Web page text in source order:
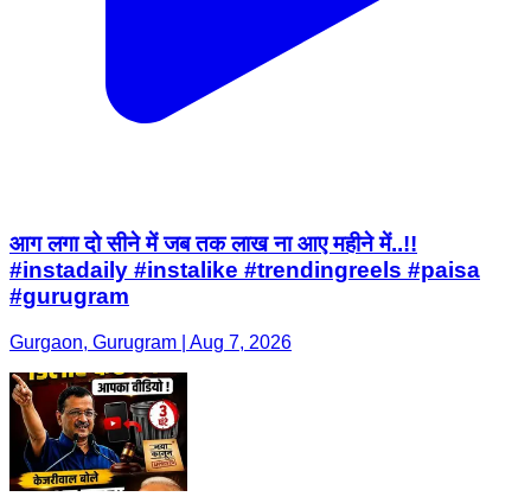
आग लगा दो सीने में जब तक लाख ना आए महीने में..!!
#instadaily #instalike #trendingreels #paisa
#gurugram
Gurgaon, Gurugram | Aug 7, 2026